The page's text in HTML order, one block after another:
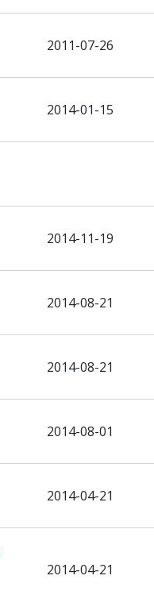
2011-07-26
2014-01-15
2014-11-19
2014-08-21
2014-08-21
2014-08-01
2014-04-21
2014-04-21